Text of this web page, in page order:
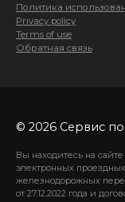
Политика
Privacy policy
Terms of use
Обратная связь
© 2026 Сервис
Вы находитесь на
электронных
железнодорожных
от 27.12.2022 года и